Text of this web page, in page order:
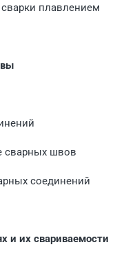
плавлением
сварных швов
соединений
и их свариваемости